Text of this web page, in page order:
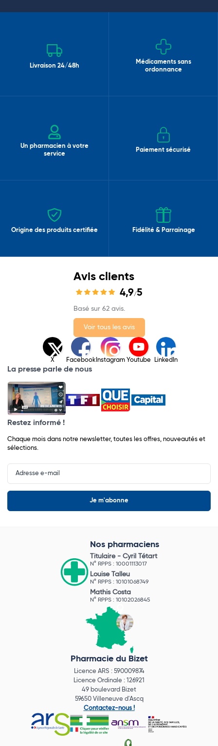
Livraison 24/48h
Médicaments sans
ordonnance
Un pharmacien à votre
service
Paiement sécurisé
Origine des produits certifiée Fidélité & Parrainage
Avis clients
4,9/5
Basé sur 62 avis.
Voir tous les avis
X Facebook Instagram Youtube LinkedIn
La presse parle de nous
Restez informé !
Chaque mois dans notre newsletter, toutes les offres, nouveautés et
sélections.
Input
Newsletter
Nos pharmaciens
Titulaire - Cyril Tétart
N° RPPS : 10001113017
Louise Talleu
N° RPPS : 10101068749
Mathis Costa
N° RPPS : 10102026845
Pharmacie du Bizet
Licence ARS : 590009874
Licence Ordinale : 126921
49 boulevard Bizet
59650 Villeneuve d'Ascq
Contactez-nous !